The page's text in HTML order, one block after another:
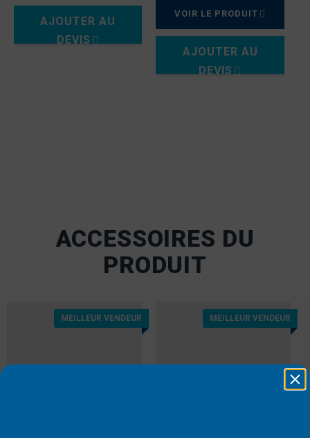
AJOUTER AU
DEVIS
VOIR LE PRODUIT
AJOUTER AU
DEVIS
ACCESSOIRES DU
PRODUIT
MEILLEUR VENDEUR MEILLEUR VENDEUR